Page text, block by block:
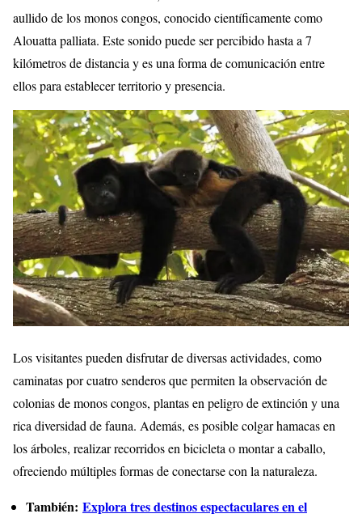
aullido de los monos congos, conocido científicamente como
Alouatta palliata. Este sonido puede ser percibido hasta a 7
kilómetros de distancia y es una forma de comunicación entre
ellos para establecer territorio y presencia.
Los visitantes pueden disfrutar de diversas actividades, como
caminatas por cuatro senderos que permiten la observación de
colonias de monos congos, plantas en peligro de extinción y una
rica diversidad de fauna. Además, es posible colgar hamacas en
los árboles, realizar recorridos en bicicleta o montar a caballo,
ofreciendo múltiples formas de conectarse con la naturaleza.
También: Explora tres destinos espectaculares en el